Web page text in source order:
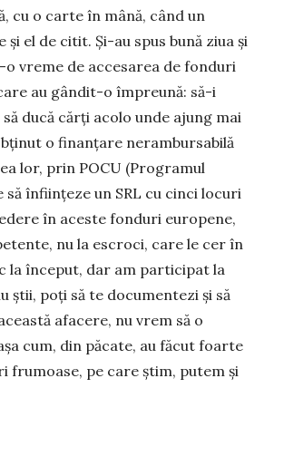
cu o carte în mână, când un
el de citit. Și-au spus bună ziua și
vreme de accesarea de fonduri
au gândit-o împreună: să-i
ducă cărți acolo unde ajung mai
o fi­nanțare ne­rambursabilă
lor, prin POCU (Progra­mul
în­ființeze un SRL cu cinci locuri
în aceste fonduri europene,
nu la es­croci, care le cer în
la în­ceput, dar am participat la
știi, poți să te do­cumentezi și să
afacere, nu vrem să o
cum, din păcate, au făcut foarte
frumoase, pe care știm, putem și